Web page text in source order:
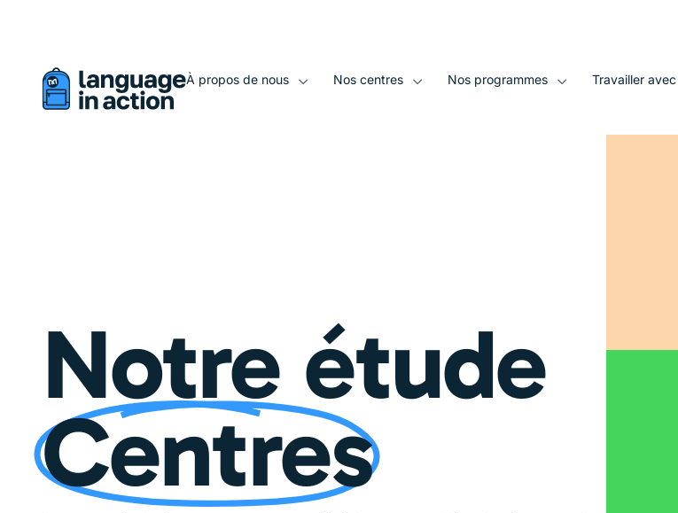
À propos de nous Nos centres Nos programmes Travailler
Notre étude
Centres